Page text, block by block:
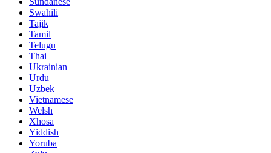
Swahili
Tajik
Tamil
Telugu
Thai
Ukrainian
Urdu
Uzbek
Vietnamese
Welsh
Xhosa
Yiddish
Yoruba